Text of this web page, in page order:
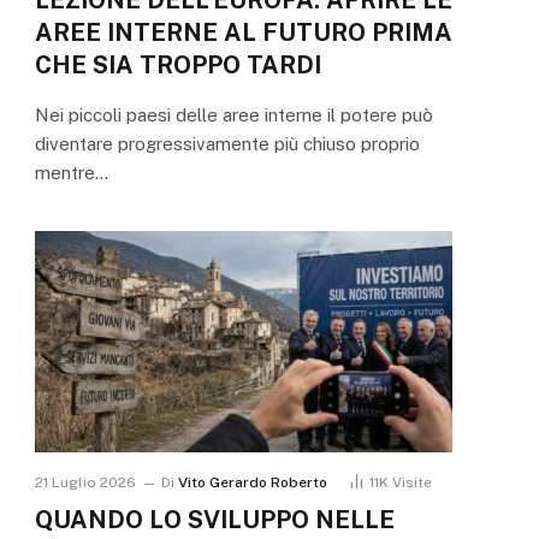
AREE INTERNE AL FUTURO PRIMA
CHE SIA TROPPO TARDI
Nei piccoli paesi delle aree interne il potere può
diventare progressivamente più chiuso proprio
mentre…
21 Luglio 2026 Di Vito Gerardo Roberto 11K Visite
QUANDO LO SVILUPPO NELLE